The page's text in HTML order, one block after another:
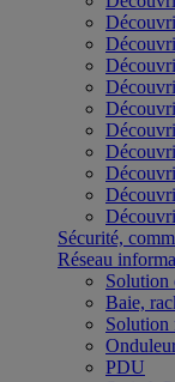
Sécurité,
Réseau
Solution
Baie,
Solution
PDU